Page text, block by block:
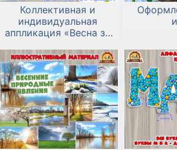
Коллективная и
индивидуальная
аппликация «Весна за